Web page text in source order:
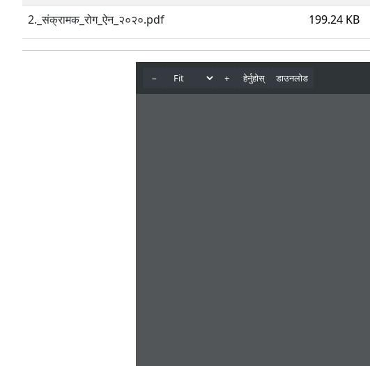
2._संक्रामक_रोग_ऐन_२०२०.pdf
199.24 KB